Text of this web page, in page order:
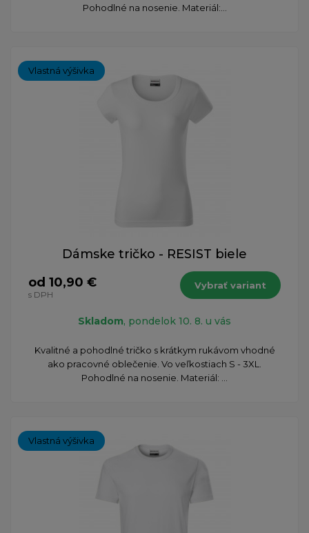
Pohodlné na nosenie. Materiál:...
Vlastná výšivka
Dámske tričko - RESIST biele
od 10,90 €
s DPH
Vybrať variant
Skladom, pondelok 10. 8. u vás
Kvalitné a pohodlné tričko s krátkym rukávom vhodné
ako pracovné oblečenie. Vo veľkostiach S - 3XL.
Pohodlné na nosenie. Materiál: ...
Vlastná výšivka